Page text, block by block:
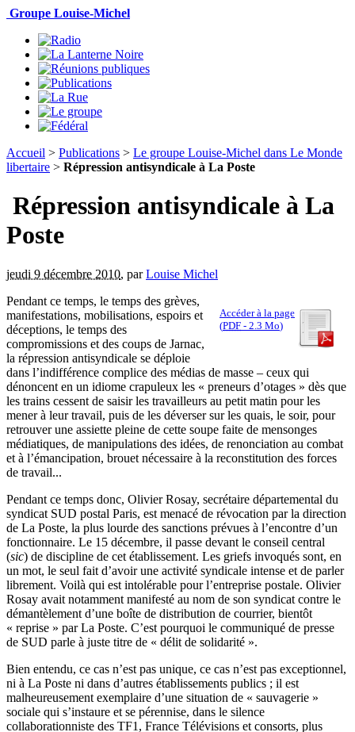
Groupe Louise-Michel
Accueil > Publications > Le groupe Louise-Michel dans Le Monde
libertaire > Répression antisyndicale à La Poste
Répression antisyndicale à La
Poste
jeudi 9 décembre 2010, parLouise Michel
Accéder à la page
(PDF - 2.3 Mo)
Pendant ce temps, le temps des grèves,
manifestations, mobilisations, espoirs et
déceptions, le temps des
compromissions et des coups de Jarnac,
la répression antisyndicale se déploie
dans l’indifférence complice des médias de masse – ceux qui
dénoncent en un idiome crapuleux les « preneurs d’otages » dès que
les trains cessent de saisir les travailleurs au petit matin pour les
mener à leur travail, puis de les déverser sur les quais, le soir, pour
retrouver une assiette pleine de cette soupe faite de mensonges
médiatiques, de manipulations des idées, de renonciation au combat
et à l’émancipation, brouet nécessaire à la reconstitution des forces
de travail...
Pendant ce temps donc, Olivier Rosay, secrétaire départemental du
syndicat SUD postal Paris, est menacé de révocation par la direction
de La Poste, la plus lourde des sanctions prévues à l’encontre d’un
fonctionnaire. Le 15 décembre, il passe devant le conseil central
(sic) de discipline de cet établissement. Les griefs invoqués sont, en
un mot, le seul fait d’avoir une activité syndicale intense et de parler
librement. Voilà qui est intolérable pour l’entreprise postale. Olivier
Rosay avait notamment manifesté au nom de son syndicat contre le
démantèlement d’une boîte de distribution de courrier, bientôt
« reprise » par La Poste. C’est pourquoi le communiqué de presse
de SUD parle à juste titre de « délit de solidarité ».
Bien entendu, ce cas n’est pas unique, ce cas n’est pas exceptionnel,
ni à La Poste ni dans d’autres établissements publics ; il est
malheureusement exemplaire d’une situation de « sauvagerie »
sociale qui s’instaure et se pérennise, dans le silence
collaborationniste des TF1, France Télévisions et consorts, plus